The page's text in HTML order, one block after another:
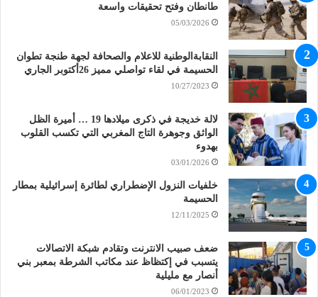
طانطان وفتح تحقيقات واسعة
05/03/2026
النقابةالوطنية للاعلام والصحافة لجهة طنجة تطوان
الحسيمة في لقاء تواصلي مميز 26أكتوبر الجاري
10/27/2023
لالة خديجة في ذكرى ميلادها 19 … أميرة الظل
الواثق وجوهرة التاج المغربي التي تكسب القلوب
بهدوء
03/01/2026
خلفيات النزول الإضطراري لطائرة إسرائيلية بمطار
الحسيمة
12/11/2025
ضعف صبيب الانترنت وتقادم شبكة الاتصالات
يتسبب في إكتظاظ عند مكاتب الشرطة بمعبر بني
أنصار مع مليلية
06/01/2023